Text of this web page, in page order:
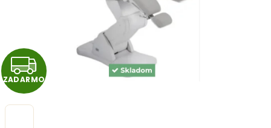
Z
A
ZADARMO